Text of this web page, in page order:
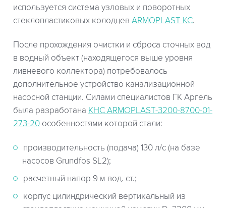
используется система узловых и поворотных
стеклопластиковых колодцев ARMOPLAST KC.
После прохождения очистки и сброса сточных вод
в водный объект (находящегося выше уровня
ливневого коллектора) потребовалось
дополнительное устройство канализационной
насосной станции. Силами специалистов ГК Аргель
была разработана КНС ARMOPLAST-3200-8700-01-
273-20 особенностями которой стали:
производительность (подача) 130 л/с (на базе
насосов Grundfos SL2);
расчетный напор 9 м вод. ст.;
корпус цилиндрический вертикальный из